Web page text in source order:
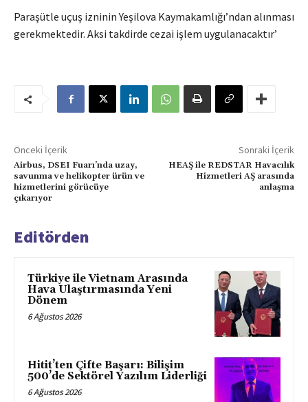
Paraşütle uçuş izninin Yeşilova Kaymakamlığı’ndan alınması
gerekmektedir. Aksi takdirde cezai işlem uygulanacaktır’
Önceki İçerik
Airbus, DSEI Fuarı’nda uzay,
savunma ve helikopter ürün ve
hizmetlerini görücüye
çıkarıyor
Sonraki İçerik
HEAŞ ile REDSTAR Havacılık
Hizmetleri AŞ arasında
anlaşma
Editörden
Türkiye ile Vietnam Arasında
Hava Ulaştırmasında Yeni
Dönem
6 Ağustos 2026
Hitit’ten Çifte Başarı: Bilişim
500’de Sektörel Yazılım Liderliği
6 Ağustos 2026